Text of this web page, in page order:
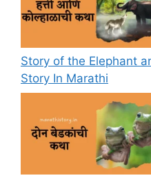
Story of the Elephant
Story In Marathi